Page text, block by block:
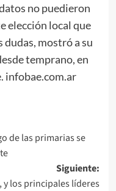
no puedieron
elección local que
dudas, mostró a su
temprano, en
infobae.com.ar
de las primarias se
Siguiente:
y los principales líderes